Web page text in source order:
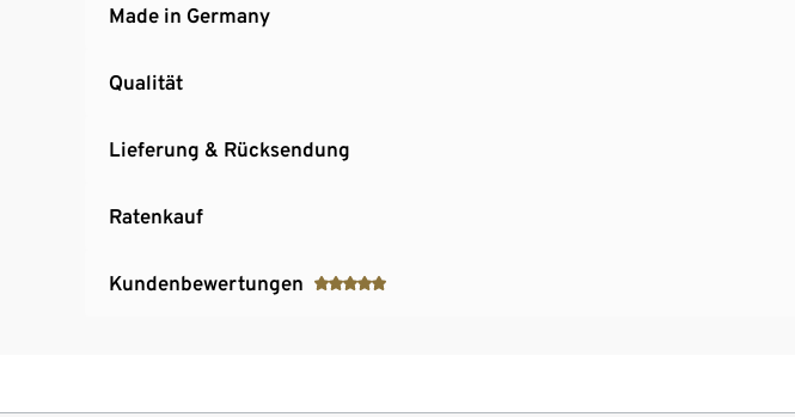
Made in Germany
Qualität
Lieferung & Rücksendung
Ratenkauf
Kundenbewertungen